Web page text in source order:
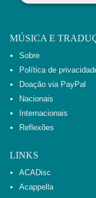
MÚSICA E
Sobre
Política de
Doação via PayPal
Nacionais
Internacionais
Reflexões
LINKS
ACADisc
Acappella